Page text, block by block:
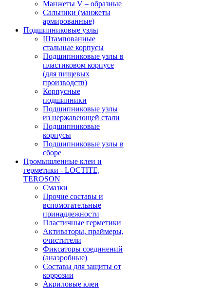
Манжеты V – образные
Сальники (манжеты
армированные)
Подшипниковые узлы
Штампованные
стальные корпусы
Подшипниковые узлы в
пластиковом корпусе
(для пищевых
производств)
Корпусные
подшипники
Подшипниковые узлы
из нержавеющей стали
Подшипниковые
корпусы
Подшипниковые узлы в
сборе
Промышленные клеи и
герметики - LOCTITE,
TEROSON
Смазки
Прочие составы и
вспомогательные
принадлежности
Пластичные герметики
Активаторы, праймеры,
очистители
Фиксаторы соединений
(анаэробные)
Составы для защиты от
коррозии
Акриловые клеи